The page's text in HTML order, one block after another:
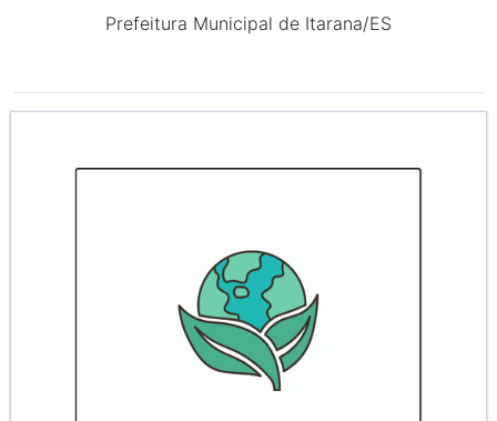
Prefeitura Municipal de Itarana/ES